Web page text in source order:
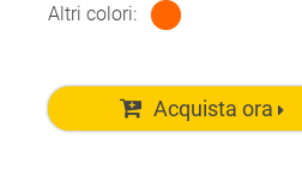
Altri colori:
Acquista ora